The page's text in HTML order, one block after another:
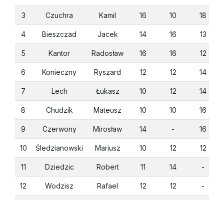
3 Czuchra Kamil 16 10 18
4 Bieszczad Jacek 14 16 13
5 Kantor Radosław 16 16 12
6 Konieczny Ryszard 12 12 14
7 Lech Łukasz 10 12 14
8 Chudzik Mateusz 10 10 16
9 Czerwony Mirosław 14 - 16
10 Śledzianowski Mariusz 10 12 12
11 Dziedzic Robert 11 14 -
12 Wodzisz Rafael 12 12 -